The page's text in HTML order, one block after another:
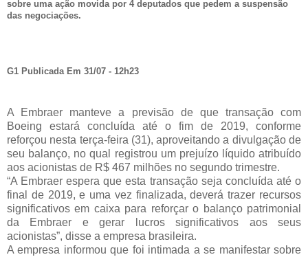
sobre uma ação movida por 4 deputados que pedem a suspensão
das negociações.
G1 Publicada Em 31/07 - 12h23
A Embraer manteve a previsão de que transação com
Boeing estará concluída até o fim de 2019, conforme
reforçou nesta terça-feira (31), aproveitando a divulgação de
seu balanço, no qual registrou um prejuízo líquido atribuído
aos acionistas de R$ 467 milhões no segundo trimestre.
“A Embraer espera que esta transação seja concluída até o
final de 2019, e uma vez finalizada, deverá trazer recursos
significativos em caixa para reforçar o balanço patrimonial
da Embraer e gerar lucros significativos aos seus
acionistas”, disse a empresa brasileira.
A empresa informou que foi intimada a se manifestar sobre